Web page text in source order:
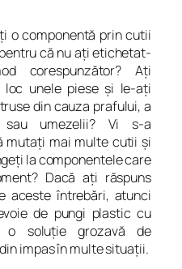
o componentă prin cutii
că nu aţi etichetat-
corespunzător? Aţi
unele piese şi le-aţi
din cauza prafului, a
sau umezelii? Vi s-a
mutaţi mai multe cutii şi
la componentele care
Dacă aţi răspuns
aceste întrebări, atunci
de pungi plastic cu
o soluţie grozavă de
impas în multe situaţii.